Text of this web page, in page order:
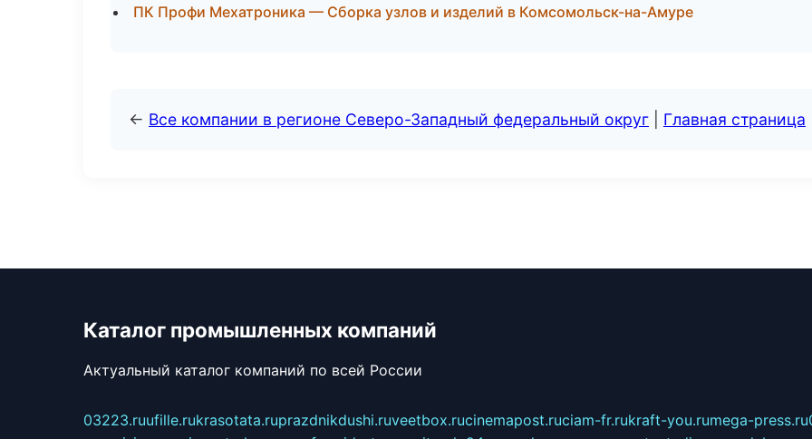
ПК Профи Мехатроника — Сборка узлов и изделий в Комсомольск-на-Амуре
← Все компании в регионе Северо-Западный федеральный округ Главная страница
Каталог промышленных компаний
Актуальный каталог компаний по всей России
03223.ruufille.rukrasotata.ruprazdnikdushi.ruveetbox.rucinemapost.ruciam-fr.rukraft-you.rumega-press.ru